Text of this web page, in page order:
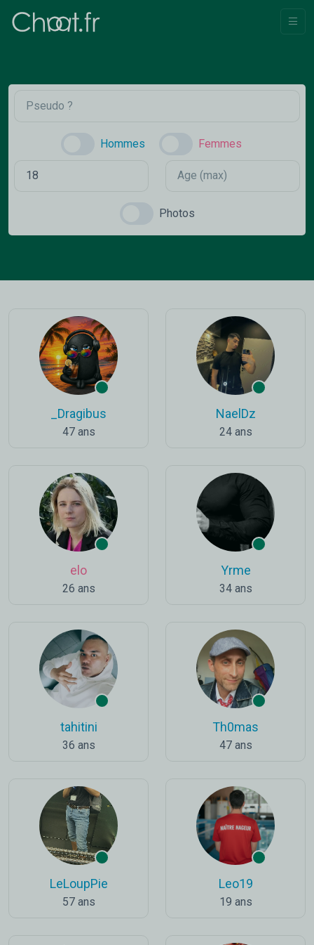
Hommes Femmes
Photos
_Dragibus
47 ans
NaelDz
24 ans
elo
26 ans
Yrme
34 ans
tahitini
36 ans
Th0mas
47 ans
LeLoupPie
57 ans
Leo19
19 ans